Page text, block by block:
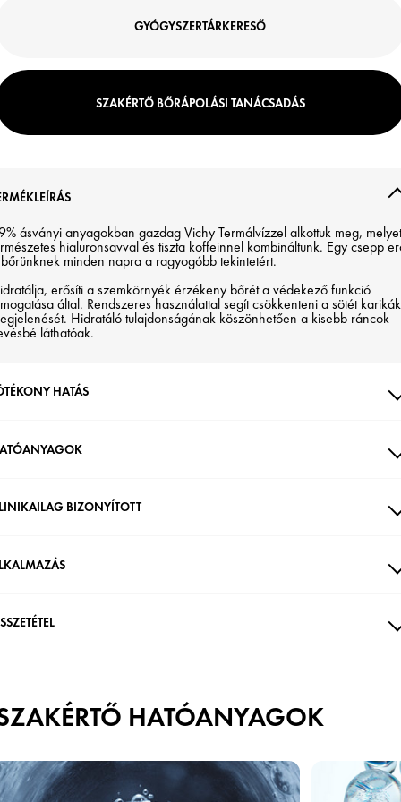
GYÓGYSZERTÁRKERESŐ
SZAKÉRTŐ BŐRÁPOLÁSI TANÁCSADÁS
ásványi anyagokban gazdag Vichy Termálvízzel alkottuk meg, melyet
hialuronsavval és tiszta koffeinnel kombináltunk. Egy csepp
minden napra a ragyogóbb tekintetért.
erősíti a szemkörnyék érzékeny bőrét a védekező funkció
által. Rendszeres használattal segít csökkenteni a sötét karikák
Hidratáló tulajdonságának köszönhetően a kisebb ráncok
láthatóak.
HATÁS
BIZONYÍTOTT
HATÓANYAGOK